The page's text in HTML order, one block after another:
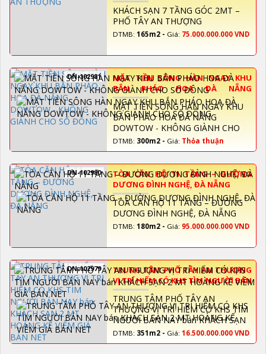
KHÁCH SẠN 7 TẦNG GÓC 2MT –
PHỐ TÂY AN THƯỢNG
DTMB: 165m2 - Giá: 75.000.000.000 VND
DN-102981
MẶT TIỀN SÔNG HÀN NGAY KHU
BẮN PHÁO HOA ĐÀ NẴNG
DOWTOW - KHÔNG GIÀNH CHO SỐ
ĐÔNG
MẶT TIỀN SÔNG HÀN NGAY KHU
BẮN PHÁO HOA ĐÀ NẴNG
DOWTOW - KHÔNG GIÀNH CHO
SỐ ĐÔNG
DTMB: 300m2 - Giá: Thỏa thuận
DN-102980
TÒA CĂN HỘ 11 TẦNG – ĐƯỜNG
DƯƠNG ĐÌNH NGHỆ, ĐÀ NẴNG
TÒA CĂN HỘ 11 TẦNG – ĐƯỜNG
DƯƠNG ĐÌNH NGHỆ, ĐÀ NẴNG
DTMB: 180m2 - Giá: 95.000.000.000 VND
DN-102979
TRUNG TÂM PHỐ TÂY AN THƯỢNG
VỊ TRÍ HIẾM CÓ KHS TÌM NGƯỜI BÁN
NAY bán KHÁCH SẠN 2 MT HOÀNG
KẾ VIÊM GIÁ BÁN NET
TRUNG TÂM PHỐ TÂY AN
THƯỢNG VỊ TRÍ HIẾM CÓ KHS TÌM
NGƯỜI BÁN NAY bán KHÁCH SẠN
2 MT HOÀNG KẾ VIÊM GIÁ BÁN
NET
DTMB: 351m2 - Giá: 16.500.000.000 VND